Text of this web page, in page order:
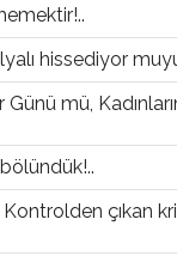
hissediyor
Günü mü,
çıkan